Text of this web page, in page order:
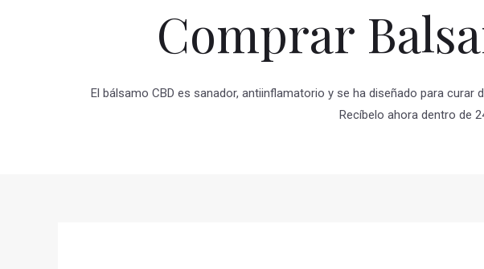
Comprar
El bálsamo CBD es sanador, antiinflamatorio y se ha diseñado para
Recíbelo ahora dentro de